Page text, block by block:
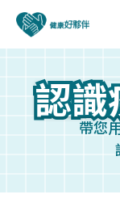
認識
認識
帶您